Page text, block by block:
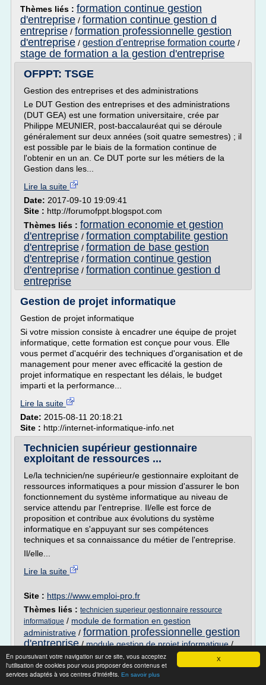
X
En poursuivant votre navigation sur ce site, vous acceptez
l'utilisation de cookies pour vous proposer des contenus et
services adaptés à vos centres d'intérêts. En savoir plus
Thèmes liés : formation continue gestion
d'entreprise / formation continue gestion d
entreprise / formation professionnelle gestion
d'entreprise / gestion d'entreprise formation courte /
stage de formation a la gestion d'entreprise
OFPPT: TSGE
Gestion des entreprises et des administrations
Le DUT Gestion des entreprises et des administrations
(DUT GEA) est une formation universitaire, crée par
Philippe MEUNIER, post-baccalauréat qui se déroule
généralement sur deux années (soit quatre semestres) ; il
est possible par le biais de la formation continue de
l'obtenir en un an. Ce DUT porte sur les métiers de la
Gestion dans les...
Lire la suite
Date: 2017-09-10 19:09:41
Site : http://forumofppt.blogspot.com
Thèmes liés : formation economie et gestion
d'entreprise / formation comptabilite gestion
d'entreprise / formation de base gestion
d'entreprise / formation continue gestion
d'entreprise / formation continue gestion d
entreprise
Gestion de projet informatique
Gestion de projet informatique
Si votre mission consiste à encadrer une équipe de projet
informatique, cette formation est conçue pour vous. Elle
vous permet d'acquérir des techniques d'organisation et de
management pour mener avec efficacité la gestion de
projet informatique en respectant les délais, le budget
imparti et la performance...
Lire la suite
Date: 2015-08-11 20:18:21
Site : http://internet-informatique-info.net
Technicien supérieur gestionnaire
exploitant de ressources ...
Le/la technicien/ne supérieur/e gestionnaire exploitant de
ressources informatiques a pour mission d'assurer le bon
fonctionnement du système informatique au niveau de
service attendu par l'entreprise. Il/elle est force de
proposition et contribue aux évolutions du système
informatique en s'appuyant sur ses compétences
techniques et sa connaissance du métier de l'entreprise.
Il/elle...
Lire la suite
Site : https://www.emploi-pro.fr
Thèmes liés : technicien superieur gestionnaire ressource
informatique / module de formation en gestion
administrative / formation professionnelle gestion
d'entreprise/module gestion de projet informatique/
formation professionnelle gestion de projet
informatique